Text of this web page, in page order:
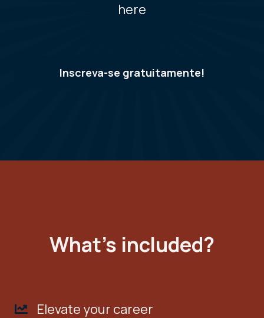
here
Inscreva-se gratuitamente!
What's included?
Elevate your career